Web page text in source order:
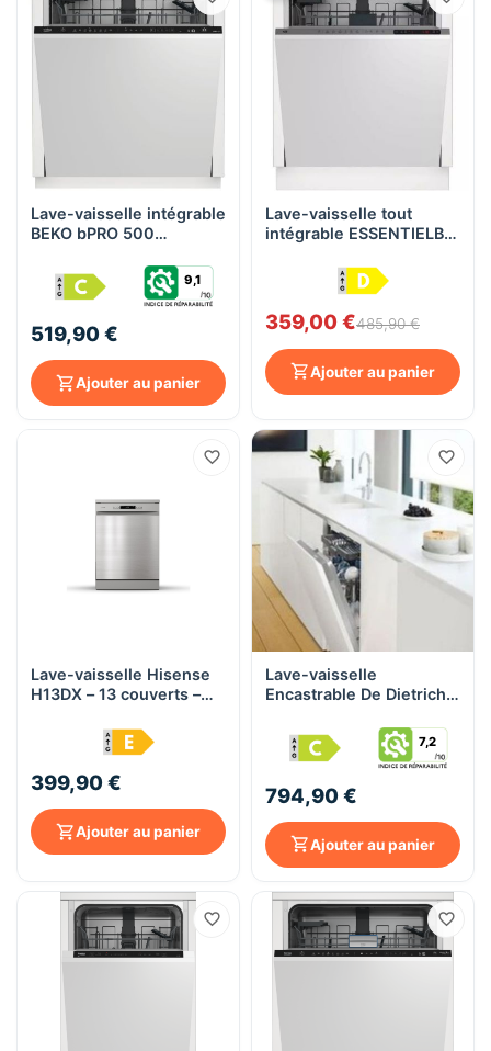
Lave-vaisselle intégrable
BEKO bPRO 500
couverts
9,1
519,90 €
Ajouter au panier
Lave-vaisselle tout
intégrable ESSENTIELB
359,00 €485,90 €
Ajouter au panier
Lave-vaisselle Hisense
H13DX – 13 couverts –
49 dB – Départ différé
399,90 €
Ajouter au panier
Lave-vaisselle
Encastrable De Dietrich |
Induction, 42 dB(A),
Clean Jet System -
7,2
794,90 €
Ajouter au panier